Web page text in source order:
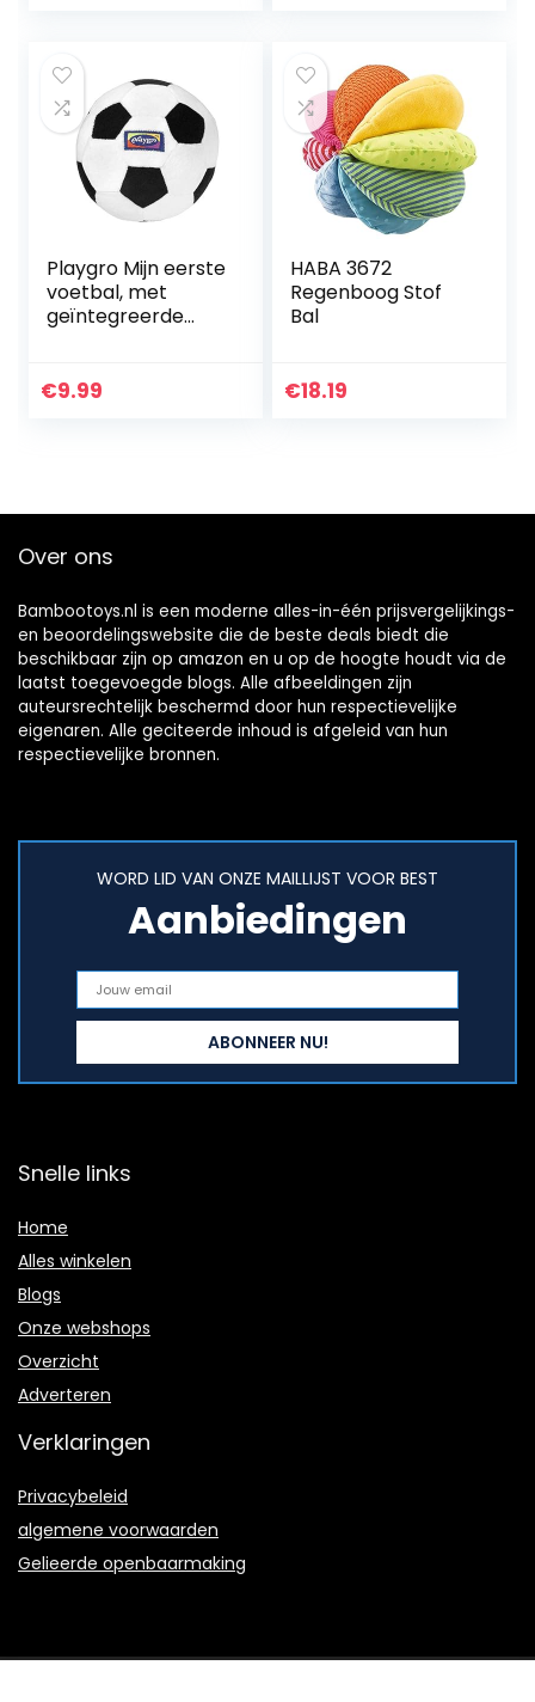
Playgro Mijn eerste
voetbal, met
geïntegreerde
First Soccer Ball,
€9.99
HABA 3672
Regenboog Stof
Bal
€18.19
Over ons
Bambootoys.nl is een moderne alles-in-één prijsvergelijkings-
en beoordelingswebsite die de beste deals biedt die
beschikbaar zijn op amazon en u op de hoogte houdt via de
laatst toegevoegde blogs. Alle afbeeldingen zijn
auteursrechtelijk beschermd door hun respectievelijke
eigenaren. Alle geciteerde inhoud is afgeleid van hun
respectievelijke bronnen.
WORD LID VAN ONZE MAILLIJST VOOR BEST
Aanbiedingen
Snelle links
Home
Alles winkelen
Blogs
Onze webshops
Overzicht
Adverteren
Verklaringen
Privacybeleid
algemene voorwaarden
Gelieerde openbaarmaking